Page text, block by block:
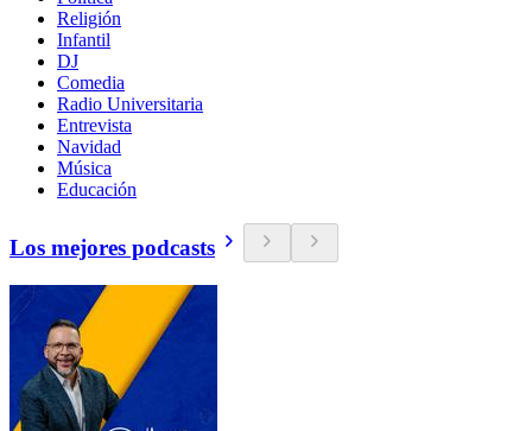
Religión
Infantil
DJ
Comedia
Radio Universitaria
Entrevista
Navidad
Música
Educación
Los mejores podcasts